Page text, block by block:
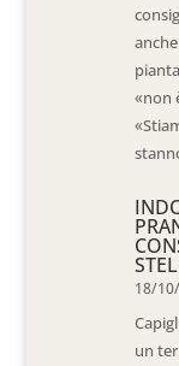
«non
18/
un